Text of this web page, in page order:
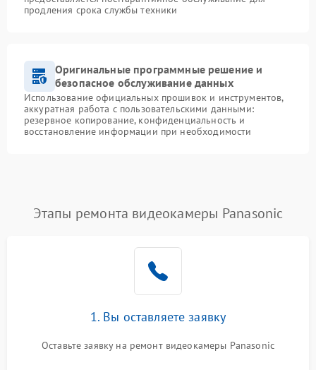
продления срока службы техники
Оригинальные программные решение и
безопасное обслуживание данных
Использование официальных прошивок и инструментов,
аккуратная работа с пользовательскими данными:
резервное копирование, конфиденциальность и
восстановление информации при необходимости
Этапы ремонта видеокамеры Panasonic
1. Вы оставляете заявку
Оставьте заявку на ремонт видеокамеры Panasonic